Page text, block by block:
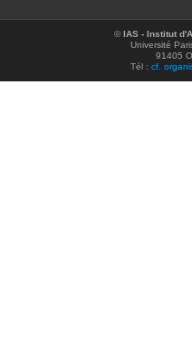
©IAS - Institut
Université
91405
Tél : cf.